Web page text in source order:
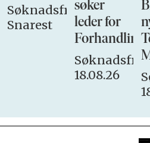
Søknadsfrist:
Snarest
søker
leder for
18.08.26